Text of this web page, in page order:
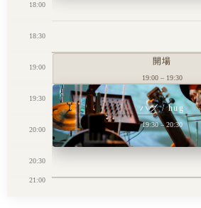
18:00
18:30
19:00
19:30
20:00
20:30
21:00
開場
19:00 – 19:30
ハグ / hug
19:30 – 20:30